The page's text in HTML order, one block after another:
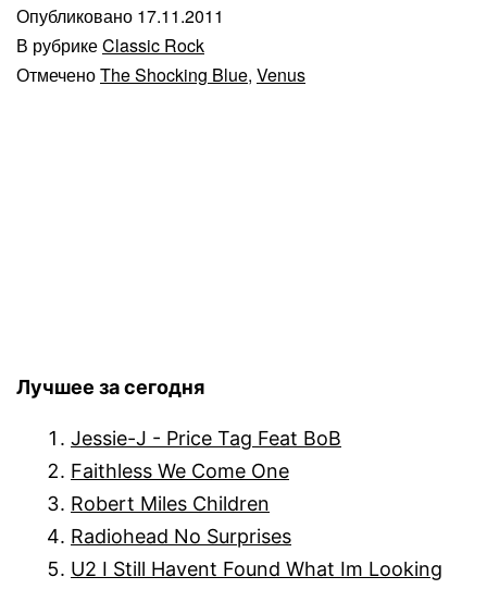
Опубликовано 17.11.2011
В рубрикеClassic Rock
ОтмеченоThe Shocking Blue, Venus
Лучшее за сегодня
Jessie-J - Price Tag Feat BoB
Faithless We Come One
Robert Miles Children
Radiohead No Surprises
U2 I Still Havent Found What Im Looking